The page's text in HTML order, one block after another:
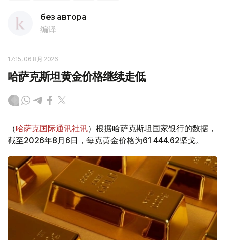
без автора
编译
17:15, 06 8月 2026
哈萨克斯坦黄金价格继续走低
（哈萨克国际通讯社讯）根据哈萨克斯坦国家银行的数据，
截至2026年8月6日，每克黄金价格为61 444.62坚戈。